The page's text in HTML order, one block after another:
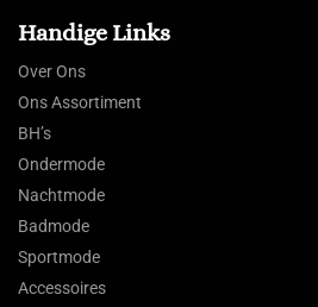
Handige Links
Over Ons
Ons Assortiment
BH’s
Ondermode
Nachtmode
Badmode
Sportmode
Accessoires